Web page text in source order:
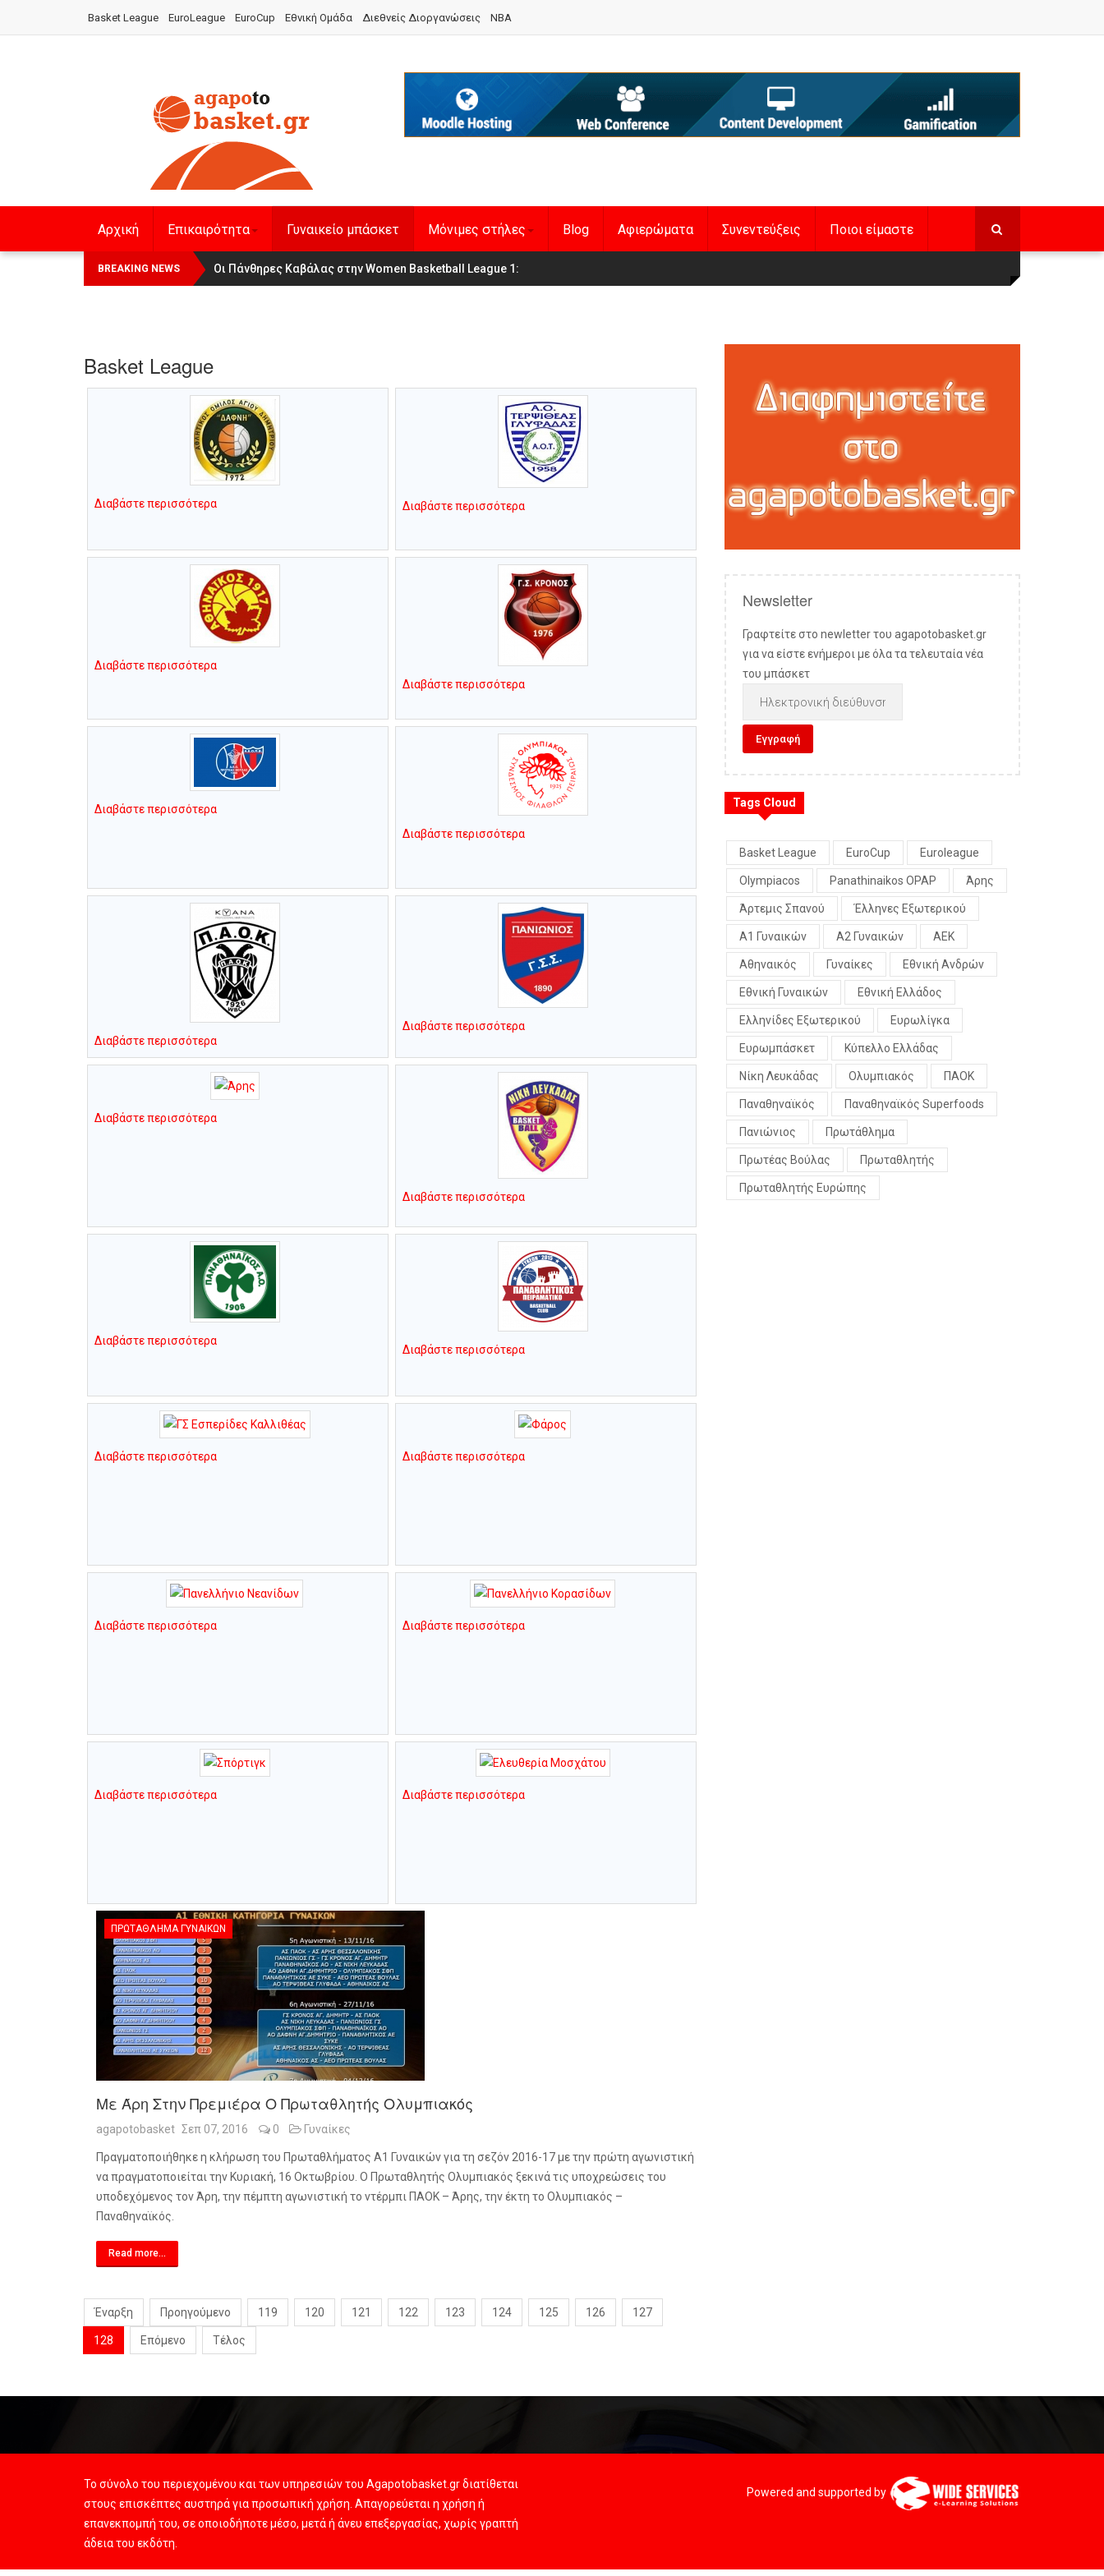
Basket League EuroLeague EuroCup Εθνική Ομάδα Διεθνείς Διοργανώσεις NBA
Αρχική Επικαιρότητα Γυναικείο μπάσκετ Μόνιμες στήλες Blog Αφιερώματα Συνεντεύξεις Ποιοι είμαστε
BREAKING NEWS Οι Πάνθηρες Καβάλας στην Women Basketball League 1
Αναχώρησε για τα Γιάννενα η Εθνική Γυναικών
Basket League
Διαβάστε περισσότερα Διαβάστε περισσότερα
Διαβάστε περισσότερα
Διαβάστε περισσότερα
Διαβάστε περισσότερα
Διαβάστε περισσότερα
Διαβάστε περισσότερα
Διαβάστε περισσότερα
Διαβάστε περισσότερα
Διαβάστε περισσότερα
Διαβάστε περισσότερα
Διαβάστε περισσότερα
Διαβάστε περισσότερα Διαβάστε περισσότερα
Διαβάστε περισσότερα Διαβάστε περισσότερα
Διαβάστε περισσότερα Διαβάστε περισσότερα
ΠΡΩΤΆΘΛΗΜΑ ΓΥΝΑΙΚΏΝ
Με Άρη Στην Πρεμιέρα Ο Πρωταθλητής Ολυμπιακός
agapotobasket Σεπ 07, 2016 0 Γυναίκες
Πραγματοποιήθηκε η κλήρωση του Πρωταθλήματος Α1 Γυναικών για τη σεζόν 2016-17 με την πρώτη αγωνιστική
να πραγματοποιείται την Κυριακή, 16 Οκτωβρίου. Ο Πρωταθλητής Ολυμπιακός ξεκινά τις υποχρεώσεις του
υποδεχόμενος τον Άρη, την πέμπτη αγωνιστική το ντέρμπι ΠΑΟΚ – Άρης, την έκτη το Ολυμπιακός –
Παναθηναϊκός.
Read more...
Έναρξη Προηγούμενο 119 120 121 122 123 124 125 126 127
128 Επόμενο Τέλος
Newsletter
Γραφτείτε στο newletter του agapotobasket.gr
για να είστε ενήμεροι με όλα τα τελευταία νέα
του μπάσκετ
Tags Cloud
Basket League EuroCup Euroleague
Olympiacos Panathinaikos OPAP Άρης
Άρτεμις Σπανού Έλληνες Εξωτερικού
Α1 Γυναικών Α2 Γυναικών ΑΕΚ
Αθηναικός Γυναίκες Εθνική Ανδρών
Εθνική Γυναικών Εθνική Ελλάδος
Ελληνίδες Εξωτερικού Ευρωλίγκα
Ευρωμπάσκετ Κύπελλο Ελλάδας
Νίκη Λευκάδας Ολυμπιακός ΠΑΟΚ
Παναθηναϊκός Παναθηναϊκός Superfoods
Πανιώνιος Πρωτάθλημα
Πρωτέας Βούλας Πρωταθλητής
Πρωταθλητής Ευρώπης
Το σύνολο του περιεχομένου και των υπηρεσιών του Agapotobasket.gr διατίθεται
στους επισκέπτες αυστηρά για προσωπική χρήση. Απαγορεύεται η χρήση ή
επανεκπομπή του, σε οποιοδήποτε μέσο, μετά ή άνευ επεξεργασίας, χωρίς γραπτή
άδεια του εκδότη.
Powered and supported by